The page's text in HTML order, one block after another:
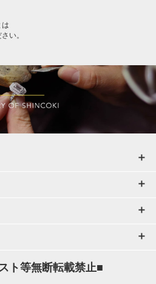
い。
ト等無断転載禁止■